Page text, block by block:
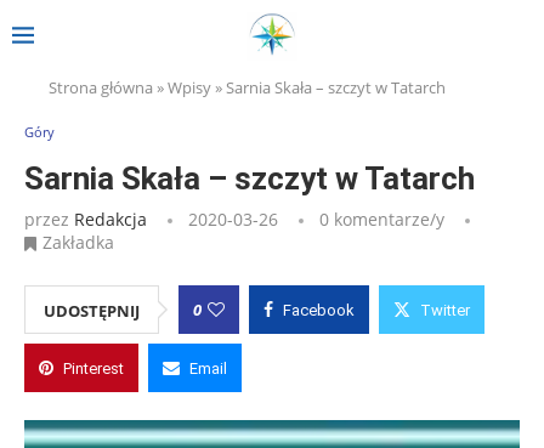
Strona główna »Wpisy»Sarnia Skała – szczyt w Tatarch
Góry
Sarnia Skała – szczyt w Tatarch
przez Redakcja 2020-03-26
0 komentarze/y
Zakładka
UDOSTĘPNIJ 0 Facebook Twitter
Pinterest Email